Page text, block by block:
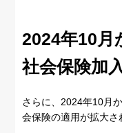
2024年10月
社会保険加
さらに、2024年10月
会保険の適用が拡大さ